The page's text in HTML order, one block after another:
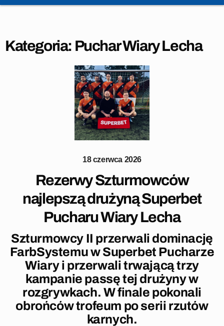
Kategoria: Puchar Wiary Lecha
18 czerwca 2026
Rezerwy Szturmowców
najlepszą drużyną Superbet
Pucharu Wiary Lecha
Szturmowcy II przerwali dominację
FarbSystemu w Superbet Pucharze
Wiary i przerwali trwającą trzy
kampanie passę tej drużyny w
rozgrywkach. W finale pokonali
obrońców trofeum po serii rzutów
karnych.